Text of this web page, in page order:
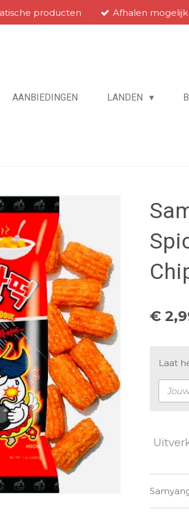
producten Afhalen mogelijk
AANBIEDINGEN LANDEN
€
Laat